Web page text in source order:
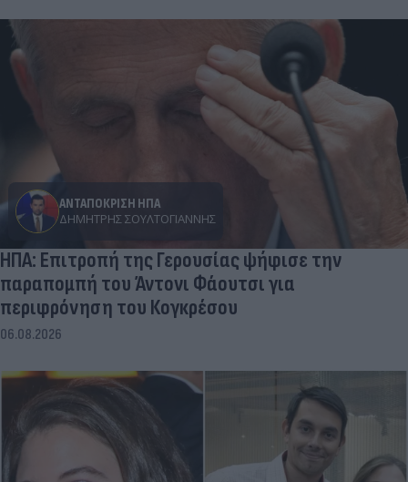
ΑΝΤΑΠΟΚΡΙΣΗ ΗΠΑ
ΔΗΜΉΤΡΗΣ ΣΟΥΛΤΟΓΙΆΝΝΗΣ
ΗΠΑ: Επιτροπή της Γερουσίας ψήφισε την
παραπομπή του Άντονι Φάουτσι για
περιφρόνηση του Κογκρέσου
06.08.2026